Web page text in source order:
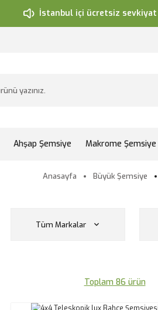
İstanbul içi ücretsiz
Ahşap Şemsiye Makrome Şemsiye
Anasayfa Büyük Şemsiye
Tüm Markalar
Toplam 86 ürün